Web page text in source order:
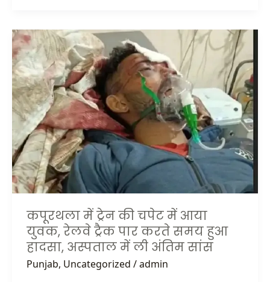
कपूरथला में ट्रेन की चपेट में आया
युवक, रेलवे ट्रैक पार करते समय हुआ
हादसा, अस्पताल में ली अंतिम सांस
Punjab, Uncategorized /admin
कपूरथला
में
ट्रेन
की
चपेट
में
आया
युवक,
रेलवे
ट्रैक
पार
करते
समय
हुआ
हादसा,
अस्पताल
में